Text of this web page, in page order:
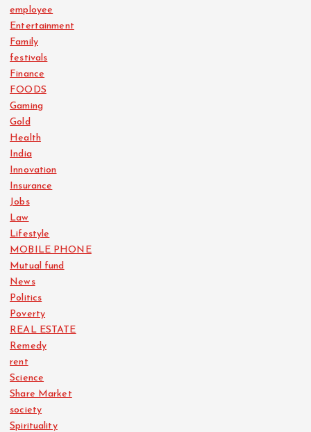
employee
Entertainment
Family
festivals
Finance
FOODS
Gaming
Gold
Health
India
Innovation
Insurance
Jobs
Law
Lifestyle
MOBILE PHONE
Mutual fund
News
Politics
Poverty
REAL ESTATE
Remedy
rent
Science
Share Market
society
Spirituality